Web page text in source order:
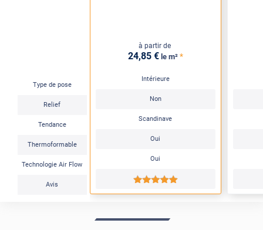
Type de pose
Relief
Tendance
Thermoformable
Technologie Air Flow
Avis
à partir de
24,85 € le m² *
Intérieure
Non
Scandinave
Oui
Oui
*****